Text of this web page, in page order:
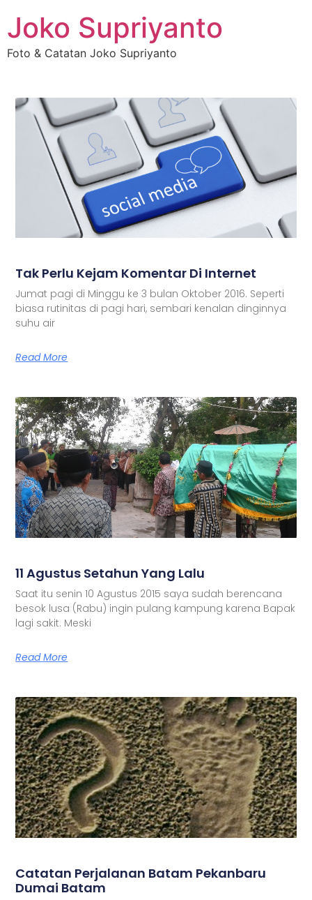
Joko Supriyanto
Foto & Catatan Joko Supriyanto
Tak Perlu Kejam Komentar Di Internet
Jumat pagi di Minggu ke 3 bulan Oktober 2016. Seperti
biasa rutinitas di pagi hari, sembari kenalan dinginnya
suhu air
Read More
11 Agustus Setahun Yang Lalu
Saat itu senin 10 Agustus 2015 saya sudah berencana
besok lusa (Rabu) ingin pulang kampung karena Bapak
lagi sakit. Meski
Read More
Catatan Perjalanan Batam Pekanbaru
Dumai Batam